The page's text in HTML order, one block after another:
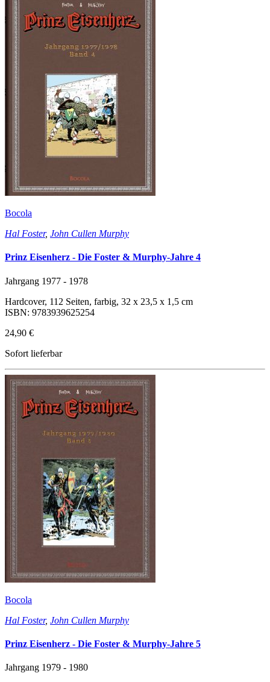
Bocola
Hal Foster, John Cullen Murphy
Prinz Eisenherz - Die Foster & Murphy-Jahre 4
Jahrgang 1977 - 1978
Hardcover, 112 Seiten, farbig, 32 x 23,5 x 1,5 cm
ISBN: 9783939625254
24,90 €
Sofort lieferbar
Bocola
Hal Foster, John Cullen Murphy
Prinz Eisenherz - Die Foster & Murphy-Jahre 5
Jahrgang 1979 - 1980